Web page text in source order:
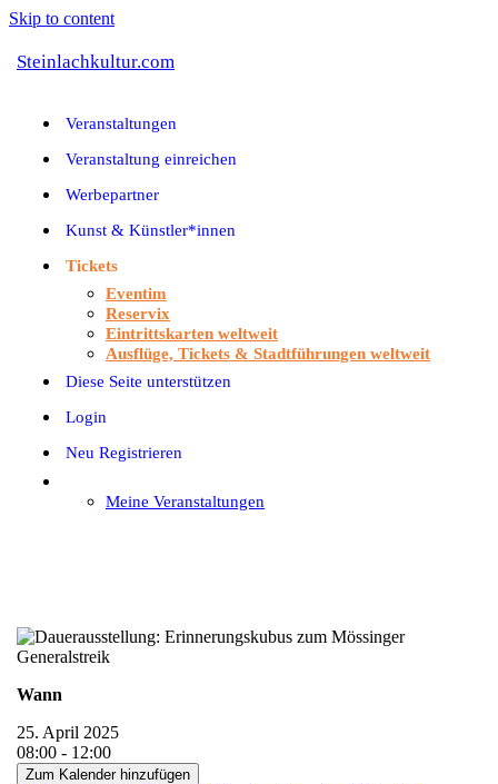
Skip to content
Steinlachkultur.com
Veranstaltungen
Veranstaltung einreichen
Werbepartner
Kunst & Künstler*innen
Tickets
Eventim
Reservix
Eintrittskarten weltweit
Ausflüge, Tickets & Stadtführungen weltweit
Diese Seite unterstützen
Login
Neu Registrieren
Meine Veranstaltungen
Wann
25. April 2025
08:00 - 12:00
Zum Kalender hinzufügen